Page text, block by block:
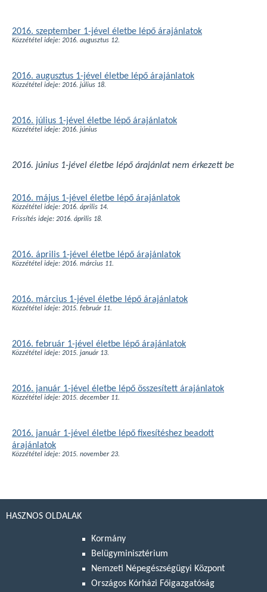
2016. szeptember 1-jével életbe lépő árajánlatok
Közzététel ideje: 2016. augusztus 12.
2016. augusztus 1-jével életbe lépő árajánlatok
Közzététel ideje: 2016. július 18.
2016. július 1-jével életbe lépő árajánlatok
Közzététel ideje: 2016. június
2016. június 1-jével életbe lépő árajánlat nem érkezett be
2016. május 1-jével életbe lépő árajánlatok
Közzététel ideje: 2016. április 14.
Frissítés ideje: 2016. április 18.
2016. április 1-jével életbe lépő árajánlatok
Közzététel ideje: 2016. március 11.
2016. március 1-jével életbe lépő árajánlatok
Közzététel ideje: 2015. február 11.
2016. február 1-jével életbe lépő árajánlatok
Közzététel ideje: 2015. január 13.
2016. január 1-jével életbe lépő összesített árajánlatok
Közzététel ideje: 2015. december 11.
2016. január 1-jével életbe lépő fixesítéshez beadott
árajánlatok
Közzététel ideje: 2015. november 23.
HASZNOS OLDALAK
Kormány
Belügyminisztérium
Nemzeti Népegészségügyi Központ
Országos Kórházi Főigazgatóság